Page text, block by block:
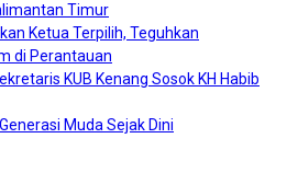
Timur
Ketua Terpilih, Teguhkan
di Perantauan
KUB Kenang Sosok KH Habib
Muda Sejak Dini